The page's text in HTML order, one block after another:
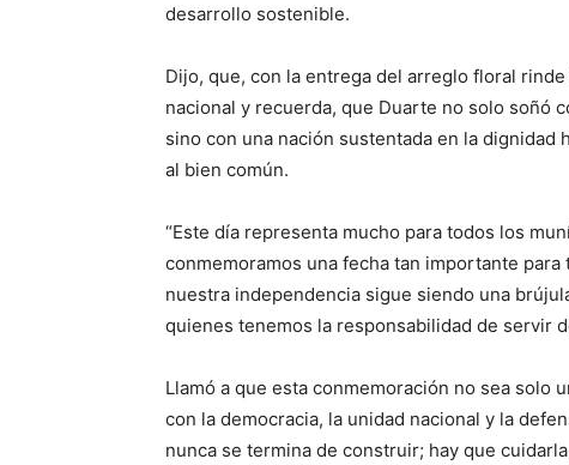
desarrollo sostenible.
Dijo, que, con la entrega del arreglo floral
nacional y recuerda, que Duarte no solo soñó
sino con una nación sustentada en la dignidad
al bien común.
“Este día representa mucho para todos los
conmemoramos una fecha tan importante
nuestra independencia sigue siendo una
quienes tenemos la responsabilidad de servir
Llamó a que esta conmemoración no sea solo
con la democracia, la unidad nacional y la
nunca se termina de construir; hay que